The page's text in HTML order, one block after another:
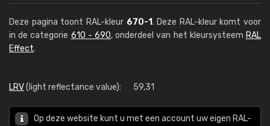
Deze pagina toont RAL-kleur 670-1. Deze RAL-kleur komt voor
in de categorie 610 - 690, onderdeel van het kleursysteem RAL
Effect.
LRV(light reflectance value): 59,31
Op deze website kunt u met een account uw eigen RAL-